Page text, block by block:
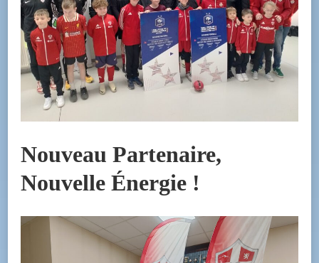
Nouveau Partenaire,
Nouvelle Énergie !